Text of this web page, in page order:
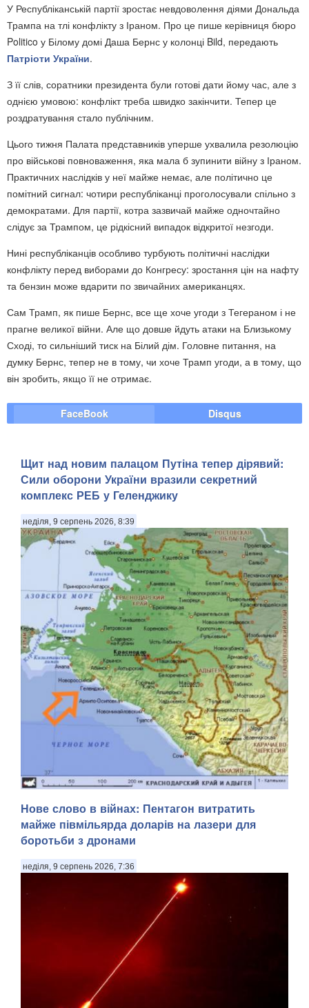
У Республіканській партії зростає невдоволення діями Дональда
Трампа на тлі конфлікту з Іраном. Про це пише керівниця бюро
Politico у Білому домі Даша Бернс у колонці Bild, передають
Патріоти України.
З її слів, соратники президента були готові дати йому час, але з
однією умовою: конфлікт треба швидко закінчити. Тепер це
роздратування стало публічним.
Цього тижня Палата представників уперше ухвалила резолюцію
про військові повноваження, яка мала б зупинити війну з Іраном.
Практичних наслідків у неї майже немає, але політично це
помітний сигнал: чотири республіканці проголосували спільно з
демократами. Для партії, котра зазвичай майже одночтайно
слідує за Трампом, це рідкісний випадок відкритої незгоди.
Нині республіканців особливо турбують політичні наслідки
конфлікту перед виборами до Конгресу: зростання цін на нафту
та бензин може вдарити по звичайних американцях.
Сам Трамп, як пише Бернс, все ще хоче угоди з Тегераном і не
прагне великої війни. Але що довше йдуть атаки на Близькому
Сході, то сильніший тиск на Білий дім. Головне питання, на
думку Бернс, тепер не в тому, чи хоче Трамп угоди, а в тому, що
він зробить, якщо її не отримає.
FaceBook Disqus
Щит над новим палацом Путіна тепер дірявий:
Сили оборони України вразили секретний
комплекс РЕБ у Геленджику
неділя, 9 серпень 2026, 8:39
Уражена станція глушила супутниковий зв'язок Starlink .
Сили оборони України знищили чергову російську систему
радіоелектронної боротьби «Волна Купол Гарант», яка
глушила супутниковий зв'язок Starlink, – цього разу в
Геленджику Краснодарського краю. П...
Нове слово в війнах: Пентагон витратить
майже півмільярда доларів на лазери для
боротьби з дронами
неділя, 9 серпень 2026, 7:36